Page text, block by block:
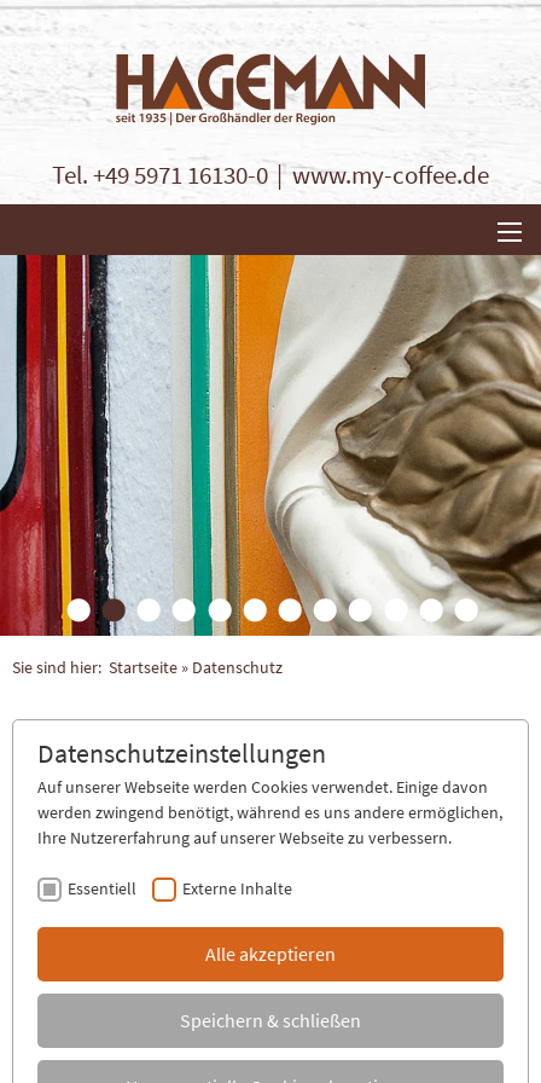
Tel. +49 5971 16130-0 www.my-coffee.de
Sie sind hier: Startseite » Datenschutz
Datenschutzeinstellungen
Auf unserer Webseite werden Cookies verwendet. Einige davon
werden zwingend benötigt, während es uns andere ermöglichen,
Ihre Nutzererfahrung auf unserer Webseite zu verbessern.
Essentiell Externe Inhalte
Alle akzeptieren
Speichern & schließen